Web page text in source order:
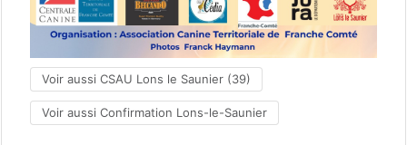
Voir aussi CSAU Lons le Saunier (39)
Voir aussi Confirmation Lons-le-Saunier